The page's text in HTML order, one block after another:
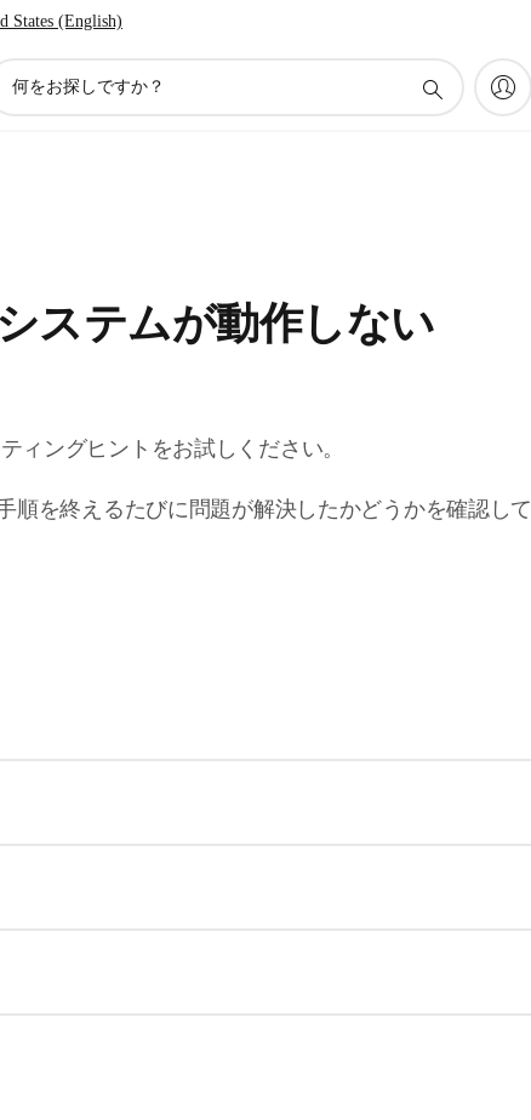
States (English)
ステムが動作しない
ィングヒントをお試しください。
順を終えるたびに問題が解決したかどうかを確認して
さい。
ください。
ださい。